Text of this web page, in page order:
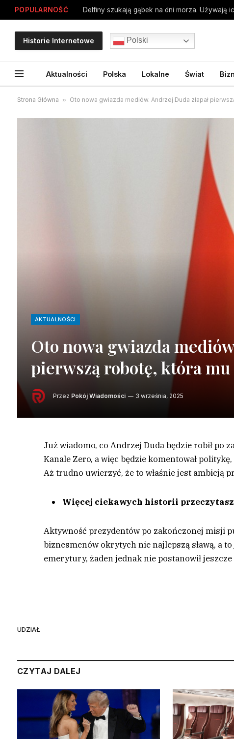
POPULARNOŚĆ Delfiny szukają gąbek na dni morza. Używają
Historie Internetowe Polski
Aktualności Polska Lokalne Świat
Strona Główna » Oto nowa gwiazda mediów. Andrzej Duda złapał
AKTUALNOŚCI
Oto nowa gwiazda
pierwszą robotę, która
Przez Pokój Wiadomości 3 września, 2025
Już wiadomo, co Andrzej Duda będzie robił po
Kanale Zero, a więc będzie komentował
Aż trudno uwierzyć, że to właśnie jest ambicją
Więcej ciekawych historii przeczytasz
Aktywność prezydentów po zakończonej misji
biznesmenów okrytych nie najlepszą sławą, a
emerytury, żaden jednak nie postanowił
UDZIAŁ
CZYTAJ DALEJ